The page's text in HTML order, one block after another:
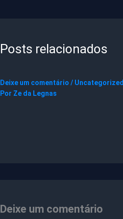
Posts relacionados
Deixe um comentário / Uncategorized
Por Ze da Legnas
Deixe um comentário